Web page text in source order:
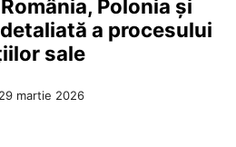
Polonia și
a procesului
sale
martie 2026